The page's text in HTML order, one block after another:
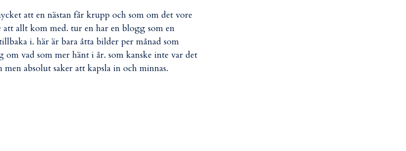
att en nästan får krupp och som om det vore
att allt kom med. tur en har en blogg som en
i. här är bara åtta bilder per månad som
om vad som mer hänt i år. som kanske inte var det
men absolut saker att kapsla in och minnas.